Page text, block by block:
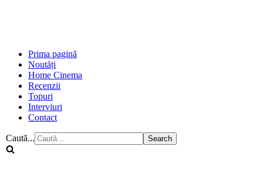
Prima pagină
Noutăți
Home Cinema
Recenzii
Topuri
Interviuri
Contact
Caută...